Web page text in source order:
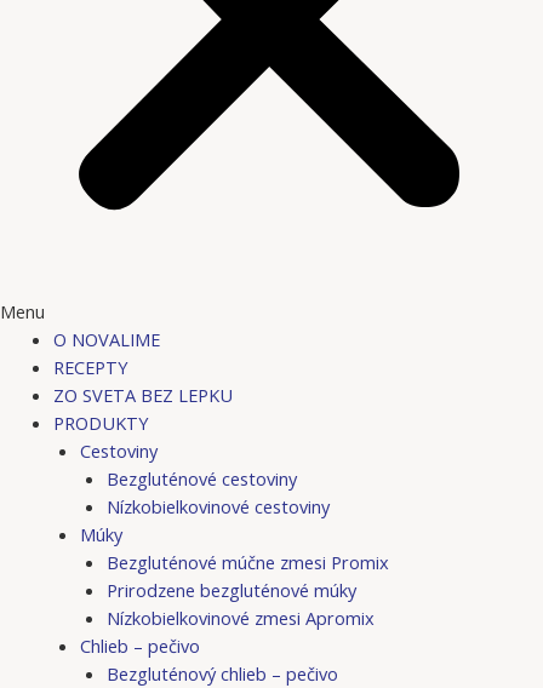
Menu
O NOVALIME
RECEPTY
ZO SVETA BEZ LEPKU
PRODUKTY
Cestoviny
Bezgluténové cestoviny
Nízkobielkovinové cestoviny
Múky
Bezgluténové múčne zmesi Promix
Prirodzene bezgluténové múky
Nízkobielkovinové zmesi Apromix
Chlieb – pečivo
Bezgluténový chlieb – pečivo